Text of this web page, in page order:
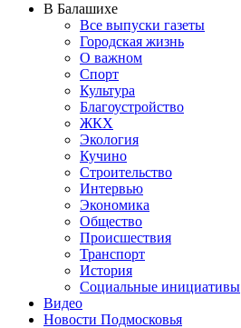
В Балашихе
Все выпуски газеты
Городская жизнь
О важном
Спорт
Культура
Благоустройство
ЖКХ
Экология
Кучино
Строительство
Интервью
Экономика
Общество
Происшествия
Транспорт
История
Социальные инициативы
Видео
Новости Подмосковья